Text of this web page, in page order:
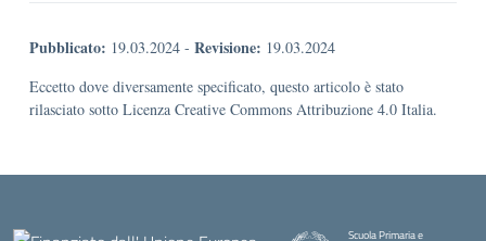
Pubblicato: 19.03.2024 - Revisione: 19.03.2024
Eccetto dove diversamente specificato, questo articolo è stato
rilasciato sotto Licenza Creative Commons Attribuzione 4.0 Italia.
Scuola Primaria e